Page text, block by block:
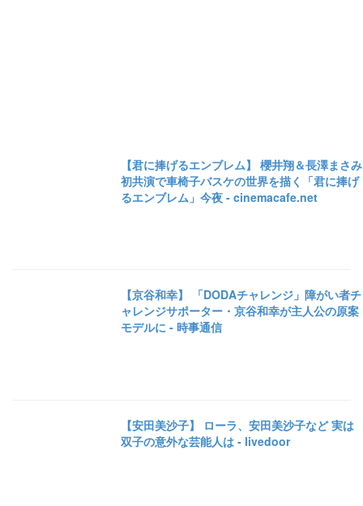
【君に捧げるエンブレム】 櫻井翔＆長澤まさみ
初共演で車椅子バスケの世界を描く「君に捧げ
るエンブレム」今夜 - cinemacafe.net
【京谷和幸】 「DODAチャレンジ」障がい者チ
ャレンジサポーター・京谷和幸が主人公の原案
モデルに - 時事通信
【安田美沙子】 ローラ、安田美沙子など 実は
双子の意外な芸能人は - livedoor